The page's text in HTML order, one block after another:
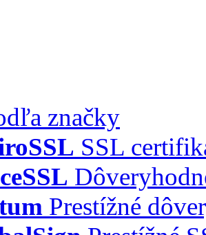
značky
SSL
Prestížné